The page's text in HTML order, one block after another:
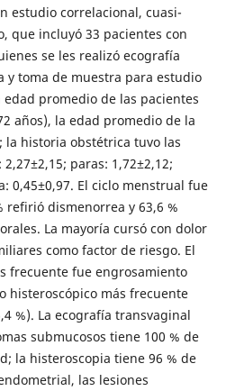
estudio correlacional, cuasi-
que incluyó 33 pacientes con
se les realizó ecografía
y toma de muestra para estudio
edad promedio de las pacientes
años), la edad promedio de la
la historia obstétrica tuvo las
paras: 1,72±2,12;
0,45±0,97. El ciclo menstrual fue
refirió dismenorrea y 63,6 %
La mayoría cursó con dolor
como factor de riesgo. El
frecuente fue engrosamiento
histeroscópico más frecuente
%). La ecografía transvaginal
submucosos tiene 100 % de
la histeroscopia tiene 96 % de
las lesiones